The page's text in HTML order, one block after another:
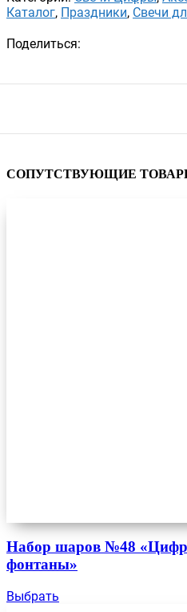
Каталог, Праздники, Свечи
Поделиться:
СОПУТСТВУЮЩИЕ
Набор шаров №48
фонтаны»
Выбрать